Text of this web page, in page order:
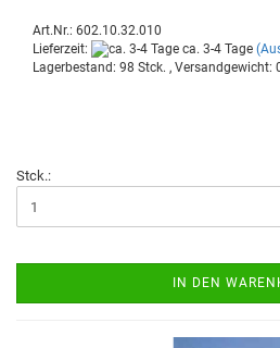
Art.Nr.: 602.10.32.010
Lieferzeit:
ca. 3-4 Tage
Lagerbestand: 98 Stck. , Versandgewicht:
Stck.:
IN DEN